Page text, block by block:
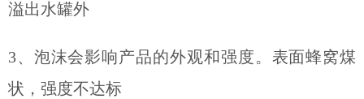
溢出水罐外
3、泡沫会影响产品的外观和强度。表面蜂窝煤
状，强度不达标